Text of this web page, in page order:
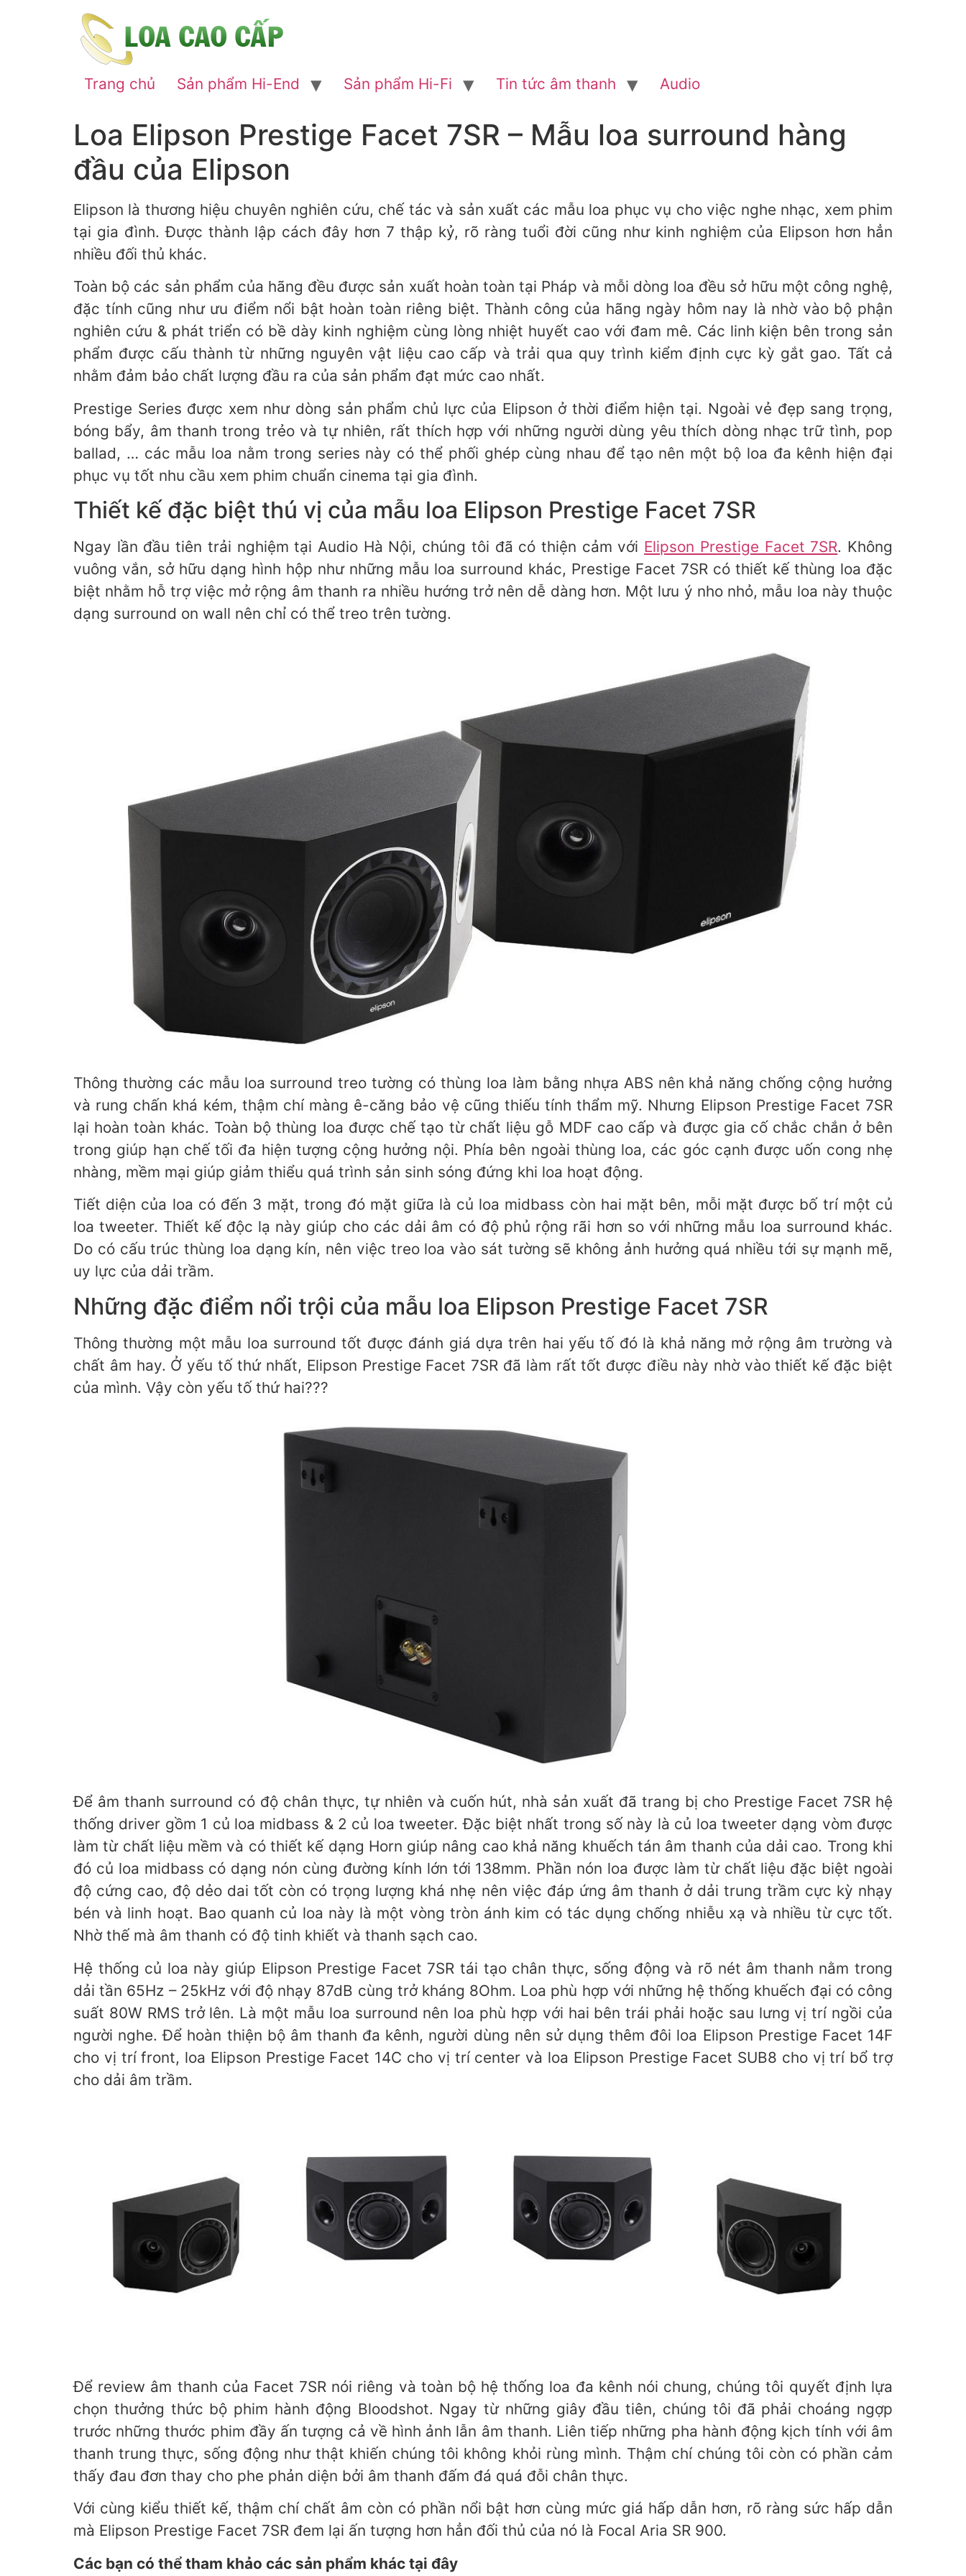
Trang chủ Sản phẩm Hi-End Sản phẩm Hi-Fi Tin tức âm thanh Audio
Loa Elipson Prestige Facet 7SR – Mẫu loa surround hàng
đầu của Elipson
Elipson là thương hiệu chuyên nghiên cứu, chế tác và sản xuất các mẫu loa phục vụ cho việc nghe nhạc, xem phim
tại gia đình. Được thành lập cách đây hơn 7 thập kỷ, rõ ràng tuổi đời cũng như kinh nghiệm của Elipson hơn hẳn
nhiều đối thủ khác.
Toàn bộ các sản phẩm của hãng đều được sản xuất hoàn toàn tại Pháp và mỗi dòng loa đều sở hữu một công nghệ,
đặc tính cũng như ưu điểm nổi bật hoàn toàn riêng biệt. Thành công của hãng ngày hôm nay là nhờ vào bộ phận
nghiên cứu & phát triển có bề dày kinh nghiệm cùng lòng nhiệt huyết cao với đam mê. Các linh kiện bên trong sản
phẩm được cấu thành từ những nguyên vật liệu cao cấp và trải qua quy trình kiểm định cực kỳ gắt gao. Tất cả
nhằm đảm bảo chất lượng đầu ra của sản phẩm đạt mức cao nhất.
Prestige Series được xem như dòng sản phẩm chủ lực của Elipson ở thời điểm hiện tại. Ngoài vẻ đẹp sang trọng,
bóng bẩy, âm thanh trong trẻo và tự nhiên, rất thích hợp với những người dùng yêu thích dòng nhạc trữ tình, pop
ballad, … các mẫu loa nằm trong series này có thể phối ghép cùng nhau để tạo nên một bộ loa đa kênh hiện đại
phục vụ tốt nhu cầu xem phim chuẩn cinema tại gia đình.
Thiết kế đặc biệt thú vị của mẫu loa Elipson Prestige Facet 7SR
Ngay lần đầu tiên trải nghiệm tại Audio Hà Nội, chúng tôi đã có thiện cảm với Elipson Prestige Facet 7SR. Không
vuông vắn, sở hữu dạng hình hộp như những mẫu loa surround khác, Prestige Facet 7SR có thiết kế thùng loa đặc
biệt nhằm hỗ trợ việc mở rộng âm thanh ra nhiều hướng trở nên dễ dàng hơn. Một lưu ý nho nhỏ, mẫu loa này thuộc
dạng surround on wall nên chỉ có thể treo trên tường.
Thông thường các mẫu loa surround treo tường có thùng loa làm bằng nhựa ABS nên khả năng chống cộng hưởng
và rung chấn khá kém, thậm chí màng ê-căng bảo vệ cũng thiếu tính thẩm mỹ. Nhưng Elipson Prestige Facet 7SR
lại hoàn toàn khác. Toàn bộ thùng loa được chế tạo từ chất liệu gỗ MDF cao cấp và được gia cố chắc chắn ở bên
trong giúp hạn chế tối đa hiện tượng cộng hưởng nội. Phía bên ngoài thùng loa, các góc cạnh được uốn cong nhẹ
nhàng, mềm mại giúp giảm thiểu quá trình sản sinh sóng đứng khi loa hoạt động.
Tiết diện của loa có đến 3 mặt, trong đó mặt giữa là củ loa midbass còn hai mặt bên, mỗi mặt được bố trí một củ
loa tweeter. Thiết kế độc lạ này giúp cho các dải âm có độ phủ rộng rãi hơn so với những mẫu loa surround khác.
Do có cấu trúc thùng loa dạng kín, nên việc treo loa vào sát tường sẽ không ảnh hưởng quá nhiều tới sự mạnh mẽ,
uy lực của dải trầm.
Những đặc điểm nổi trội của mẫu loa Elipson Prestige Facet 7SR
Thông thường một mẫu loa surround tốt được đánh giá dựa trên hai yếu tố đó là khả năng mở rộng âm trường và
chất âm hay. Ở yếu tố thứ nhất, Elipson Prestige Facet 7SR đã làm rất tốt được điều này nhờ vào thiết kế đặc biệt
của mình. Vậy còn yếu tố thứ hai???
Để âm thanh surround có độ chân thực, tự nhiên và cuốn hút, nhà sản xuất đã trang bị cho Prestige Facet 7SR hệ
thống driver gồm 1 củ loa midbass & 2 củ loa tweeter. Đặc biệt nhất trong số này là củ loa tweeter dạng vòm được
làm từ chất liệu mềm và có thiết kế dạng Horn giúp nâng cao khả năng khuếch tán âm thanh của dải cao. Trong khi
đó củ loa midbass có dạng nón cùng đường kính lớn tới 138mm. Phần nón loa được làm từ chất liệu đặc biệt ngoài
độ cứng cao, độ dẻo dai tốt còn có trọng lượng khá nhẹ nên việc đáp ứng âm thanh ở dải trung trầm cực kỳ nhạy
bén và linh hoạt. Bao quanh củ loa này là một vòng tròn ánh kim có tác dụng chống nhiễu xạ và nhiều từ cực tốt.
Nhờ thế mà âm thanh có độ tinh khiết và thanh sạch cao.
Hệ thống củ loa này giúp Elipson Prestige Facet 7SR tái tạo chân thực, sống động và rõ nét âm thanh nằm trong
dải tần 65Hz – 25kHz với độ nhạy 87dB cùng trở kháng 8Ohm. Loa phù hợp với những hệ thống khuếch đại có công
suất 80W RMS trở lên. Là một mẫu loa surround nên loa phù hợp với hai bên trái phải hoặc sau lưng vị trí ngồi của
người nghe. Để hoàn thiện bộ âm thanh đa kênh, người dùng nên sử dụng thêm đôi loa Elipson Prestige Facet 14F
cho vị trí front, loa Elipson Prestige Facet 14C cho vị trí center và loa Elipson Prestige Facet SUB8 cho vị trí bổ trợ
cho dải âm trầm.
Để review âm thanh của Facet 7SR nói riêng và toàn bộ hệ thống loa đa kênh nói chung, chúng tôi quyết định lựa
chọn thưởng thức bộ phim hành động Bloodshot. Ngay từ những giây đầu tiên, chúng tôi đã phải choáng ngợp
trước những thước phim đầy ấn tượng cả về hình ảnh lẫn âm thanh. Liên tiếp những pha hành động kịch tính với âm
thanh trung thực, sống động như thật khiến chúng tôi không khỏi rùng mình. Thậm chí chúng tôi còn có phần cảm
thấy đau đơn thay cho phe phản diện bởi âm thanh đấm đá quá đỗi chân thực.
Với cùng kiểu thiết kế, thậm chí chất âm còn có phần nổi bật hơn cùng mức giá hấp dẫn hơn, rõ ràng sức hấp dẫn
mà Elipson Prestige Facet 7SR đem lại ấn tượng hơn hẳn đối thủ của nó là Focal Aria SR 900.
Các bạn có thể tham khảo các sản phẩm khác tại đây